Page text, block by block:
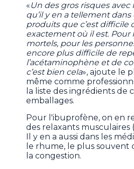
«Un des gros risques avec
qu’il y en a tellement
produits que c’est difficile
exactement où il est.
mortels, pour les
encore plus difficile de
l’acétaminophène et de
c’est bien cela», ajoute le
même comme
la liste des ingrédients de
emballages.
Pour l'ibuprofène, on en
des relaxants musculaires
Il y en a aussi dans les
le rhume, le plus souvent
la congestion.